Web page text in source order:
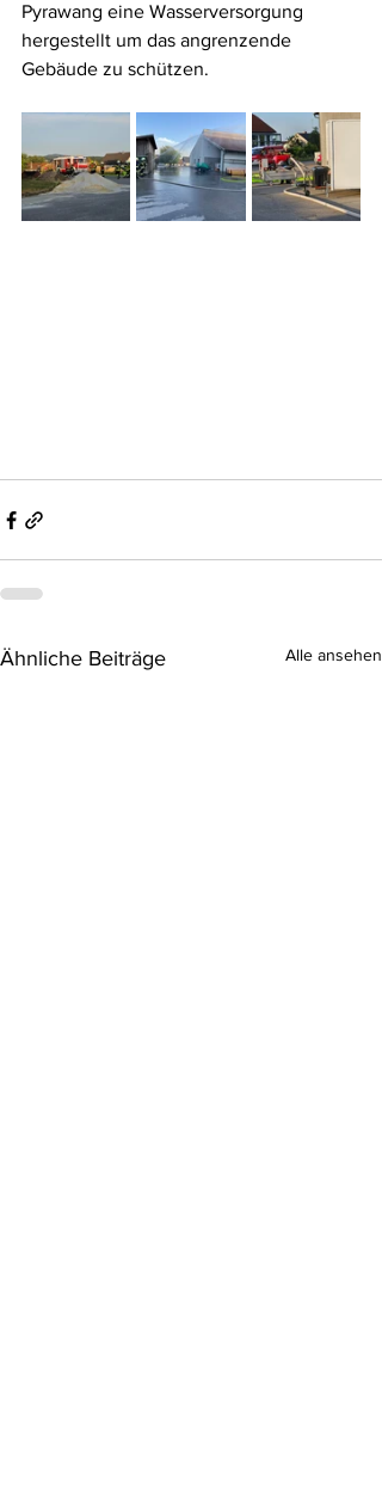
Pyrawang eine Wasserversorgung
hergestellt um das angrenzende
Gebäude zu schützen.
Ähnliche Beiträge Alle ansehen